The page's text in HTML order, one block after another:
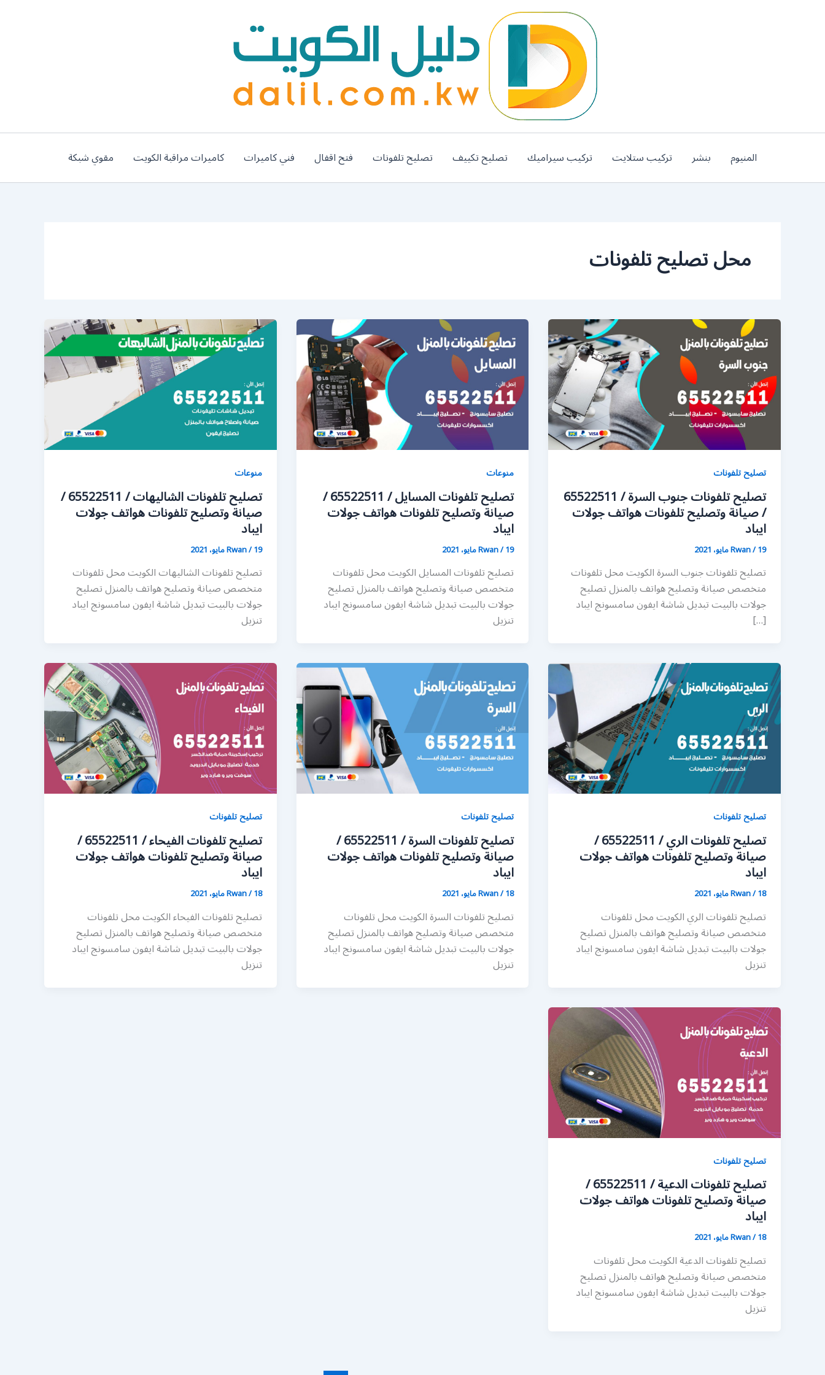
المنيوم بنشر تركيب ستلايت تركيب سيراميك تصليح تكييف تصليح تلفونات فتح اقفال فني كاميرات كاميرات مراقبة الكويت مقوي شبكة
محل تصليح تلفونات
تصليح تلفونات
تصليح تلفونات جنوب السرة / 65522511
/ صيانة وتصليح تلفونات هواتف جولات
ايباد
Rwan/19 مايو، 2021
تصليح تلفونات جنوب السرة الكويت محل تلفونات
متخصص صيانة وتصليح هواتف بالمنزل تصليح
جولات بالبيت تبديل شاشة ايفون سامسونج ايباد
[…]
منوعات
تصليح تلفونات المسايل / 65522511 /
صيانة وتصليح تلفونات هواتف جولات
ايباد
Rwan/19 مايو، 2021
تصليح تلفونات المسايل الكويت محل تلفونات
متخصص صيانة وتصليح هواتف بالمنزل تصليح
جولات بالبيت تبديل شاشة ايفون سامسونج ايباد
تنزيل
منوعات
تصليح تلفونات الشاليهات / 65522511 /
صيانة وتصليح تلفونات هواتف جولات
ايباد
Rwan/19 مايو، 2021
تصليح تلفونات الشاليهات الكويت محل تلفونات
متخصص صيانة وتصليح هواتف بالمنزل تصليح
جولات بالبيت تبديل شاشة ايفون سامسونج ايباد
تنزيل
تصليح تلفونات
تصليح تلفونات الري / 65522511 /
صيانة وتصليح تلفونات هواتف جولات
ايباد
Rwan/18 مايو، 2021
تصليح تلفونات الري الكويت محل تلفونات
متخصص صيانة وتصليح هواتف بالمنزل تصليح
جولات بالبيت تبديل شاشة ايفون سامسونج ايباد
تنزيل
تصليح تلفونات
تصليح تلفونات السرة / 65522511 /
صيانة وتصليح تلفونات هواتف جولات
ايباد
Rwan/18 مايو، 2021
تصليح تلفونات السرة الكويت محل تلفونات
متخصص صيانة وتصليح هواتف بالمنزل تصليح
جولات بالبيت تبديل شاشة ايفون سامسونج ايباد
تنزيل
تصليح تلفونات
تصليح تلفونات الفيحاء / 65522511 /
صيانة وتصليح تلفونات هواتف جولات
ايباد
Rwan/18 مايو، 2021
تصليح تلفونات الفيحاء الكويت محل تلفونات
متخصص صيانة وتصليح هواتف بالمنزل تصليح
جولات بالبيت تبديل شاشة ايفون سامسونج ايباد
تنزيل
تصليح تلفونات
تصليح تلفونات الدعية / 65522511 /
صيانة وتصليح تلفونات هواتف جولات
ايباد
Rwan/18 مايو، 2021
تصليح تلفونات الدعية الكويت محل تلفونات
متخصص صيانة وتصليح هواتف بالمنزل تصليح
جولات بالبيت تبديل شاشة ايفون سامسونج ايباد
تنزيل